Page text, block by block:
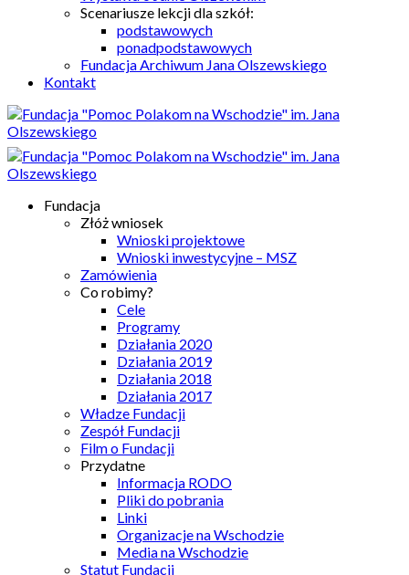
Scenariusze lekcji dla szkół:
podstawowych
ponadpodstawowych
Fundacja Archiwum Jana Olszewskiego
Kontakt
Fundacja
Złóż wniosek
Wnioski projektowe
Wnioski inwestycyjne – MSZ
Zamówienia
Co robimy?
Cele
Programy
Działania 2020
Działania 2019
Działania 2018
Działania 2017
Władze Fundacji
Zespół Fundacji
Film o Fundacji
Przydatne
Informacja RODO
Pliki do pobrania
Linki
Organizacje na Wschodzie
Media na Wschodzie
Statut Fundacji